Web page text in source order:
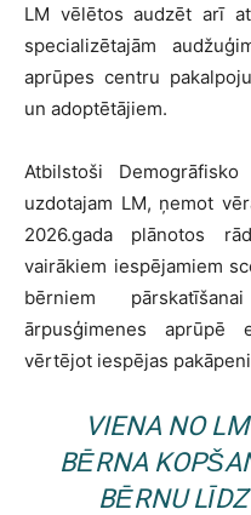
LM vēlētos audzēt arī
specializētajām
aprūpes centru
un adoptētājiem.
Atbilstoši
uzdotajam LM, ņemot
2026.gada plānotos
vairākiem iespējamiem
bērniem
ārpusģimenes aprūpē
vērtējot iespējas
VIENA NO
BĒRNA
BĒRNU